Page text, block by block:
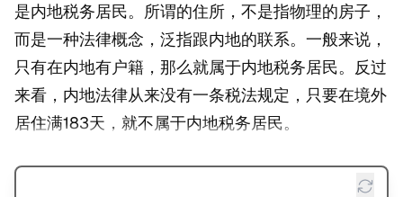
是内地税务居民。所谓的住所，不是指物理的房子，
而是一种法律概念，泛指跟内地的联系。一般来说，
只有在内地有户籍，那么就属于内地税务居民。反过
来看，内地法律从来没有一条税法规定，只要在境外
居住满183天，就不属于内地税务居民。